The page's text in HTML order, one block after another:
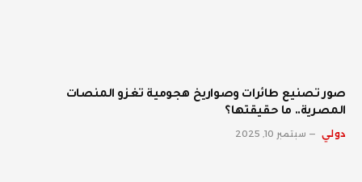
صور تصنيع طائرات وصواريخ هجومية تغزو المنصات
المصرية.. ما حقيقتها؟
دولي سبتمبر 10, 2025